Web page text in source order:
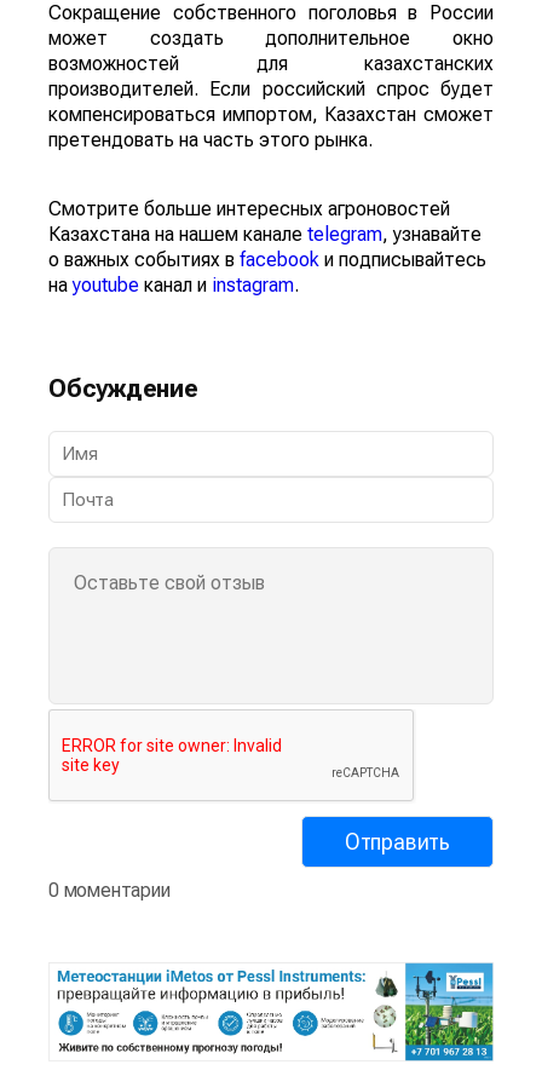
Сокращение собственного поголовья в России
может создать дополнительное окно
возможностей для казахстанских
производителей. Если российский спрос будет
компенсироваться импортом, Казахстан сможет
претендовать на часть этого рынка.
Смотрите больше интересных агроновостей
Казахстана на нашем канале telegram, узнавайте
о важных событиях в facebook и подписывайтесь
наyoutube канал и instagram.
Обсуждение
0 моментарии